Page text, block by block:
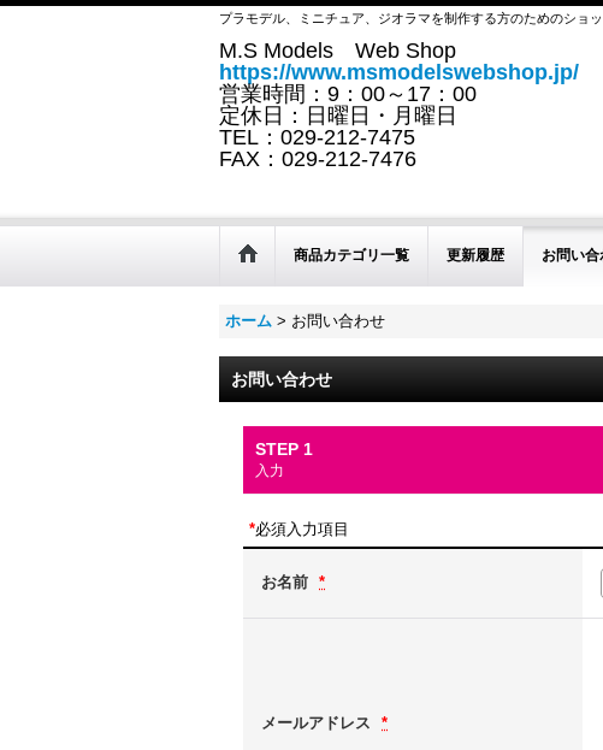
プラモデル、ミニチュア、ジオラマを制作する方のためのショ
M.S Models Web Shop
https://www.msmodelswebshop.jp/
営業時間：9：00～17：00
定休日：日曜日・月曜日
TEL：029-212-7475
FAX：029-212-7476
商品カテゴリ一覧 更新履歴 お問い合
ホーム > お問い合わせ
お問い合わせ
STEP 1
入力
*必須入力項目
お名前 *
メールアドレス *